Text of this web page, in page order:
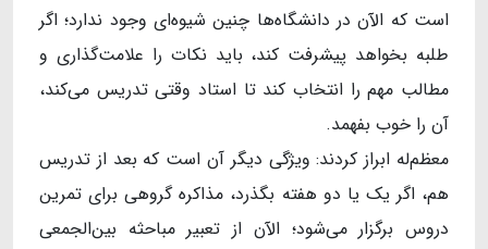
است که الآن در دانشگاه‌ها چنین شیوه‌ای وجود ندارد؛ اگر
طلبه بخواهد پیشرفت کند، باید نکات را علامت‌گذاری و
مطالب مهم را انتخاب کند تا استاد وقتی تدریس می‌کند،
آن را خوب بفهمد.
معظم‌له ابراز کردند: ویژگی دیگر آن است که بعد از تدریس
هم، اگر یک یا دو هفته بگذرد، مذاکره گروهی برای تمرین
دروس برگزار می‌شود؛ الآن از تعبیر مباحثه بین‌الجمعی